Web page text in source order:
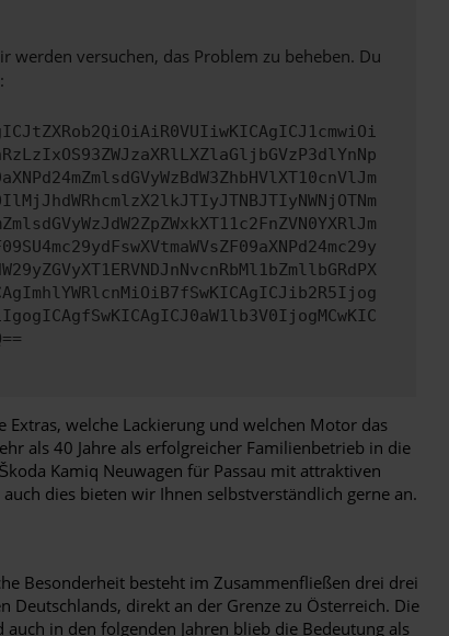
werden versuchen, das Problem zu beheben. Du
Extras, welche Lackierung und welchen Motor das
als 40 Jahre als erfolgreicher Familienbetrieb in die
Kamiq Neuwagen für Passau mit attraktiven
dies bieten wir Ihnen selbstverständlich gerne an.
Besonderheit besteht im Zusammenfließen drei drei
Deutschlands, direkt an der Grenze zu Österreich. Die
in den folgenden Jahren blieb die Bedeutung als